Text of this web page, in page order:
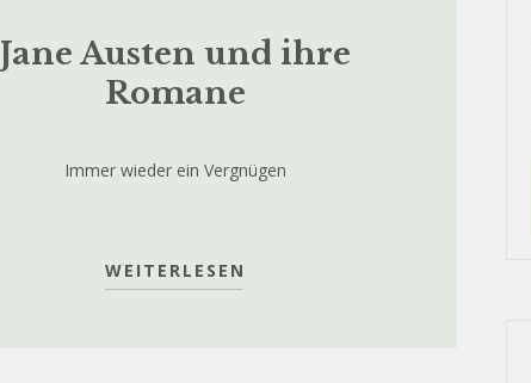
Jane Austen und ihre
Romane
Immer wieder ein Vergnügen
WEITERLESEN